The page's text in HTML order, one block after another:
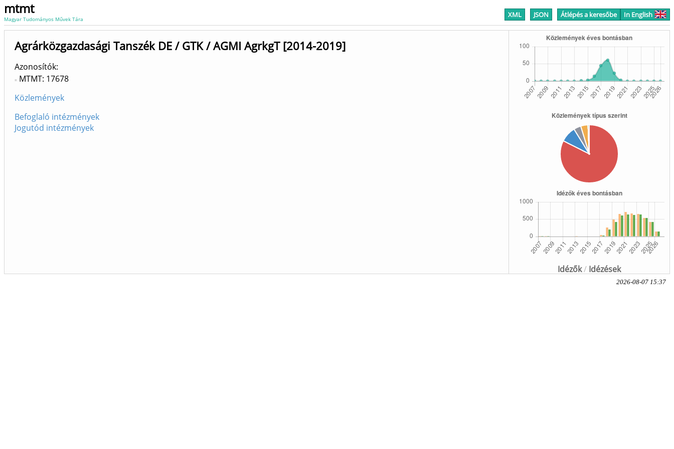
mtmt
Magyar Tudományos Művek Tára XML JSON Átlépés a keresőbe In English
Idézők/ Idézések
Agrárközgazdasági Tanszék DE / GTK / AGMI AgrkgT [2014-2019]
Azonosítók
MTMT: 17678
Közlemények
Befoglaló intézmények
Jogutód intézmények
2026-08-07 15:37